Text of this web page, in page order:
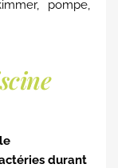
pompe,
durant